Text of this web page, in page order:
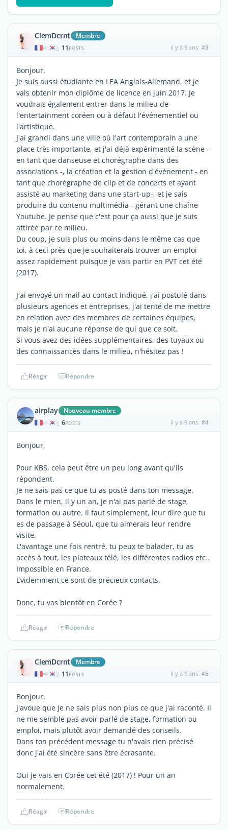
ClemDcrnt Membre
| 11 POSTS il y a 9 ans #3
Bonjour,
Je suis aussi étudiante en LEA Anglais-Allemand, et je
vais obtenir mon diplôme de licence en juin 2017. Je
voudrais également entrer dans le milieu de
l'entertainment coréen ou à défaut l'événementiel ou
l'artistique.
J'ai grandi dans une ville où l'art contemporain a une
place très importante, et j'ai déjà expérimenté la scène -
en tant que danseuse et chorégraphe dans des
associations -, la création et la gestion d'événement - en
tant que chorégraphe de clip et de concerts et ayant
assisté au marketing dans une start-up-, et je sais
produire du contenu multimédia - gérant une chaîne
Youtube. Je pense que c'est pour ça aussi que je suis
attirée par ce milieu.
Du coup, je suis plus ou moins dans le même cas que
toi, à ceci près que je souhaiterais trouver un emploi
assez rapidement puisque je vais partir en PVT cet été
(2017).
J'ai envoyé un mail au contact indiqué, j'ai postulé dans
plusieurs agences et entreprises, j'ai tenté de me mettre
en relation avec des membres de certaines équipes,
mais je n'ai aucune réponse de qui que ce soit.
Si vous avez des idées supplémentaires, des tuyaux ou
des connaissances dans le milieu, n'hésitez pas !
Réagir Répondre
airplay Nouveau membre
| 6POSTS il y a 9 ans #4
Bonjour,
Pour KBS, cela peut être un peu long avant qu'ils
répondent.
Je ne sais pas ce que tu as posté dans ton message.
Dans le mien, il y un an, je n'ai pas parlé de stage,
formation ou autre. Il faut simplement, leur dire que tu
es de passage à Séoul, que tu aimerais leur rendre
visite.
L'avantage une fois rentré, tu peux te balader, tu as
accès à tout, les plateaux télé, les différentes radios etc..
Impossible en France.
Evidemment ce sont de précieux contacts.
Donc, tu vas bientôt en Corée ?
Réagir Répondre
ClemDcrnt Membre
| 11 POSTS il y a 9 ans #5
Bonjour,
J'avoue que je ne sais plus non plus ce que j'ai raconté. Il
ne me semble pas avoir parlé de stage, formation ou
emploi, mais plutôt avoir demandé des conseils.
Dans ton précédent message tu n'avais rien précisé
donc j'ai été sincère sans être écrasante.
Oui je vais en Corée cet été (2017) ! Pour un an
normalement.
Réagir Répondre